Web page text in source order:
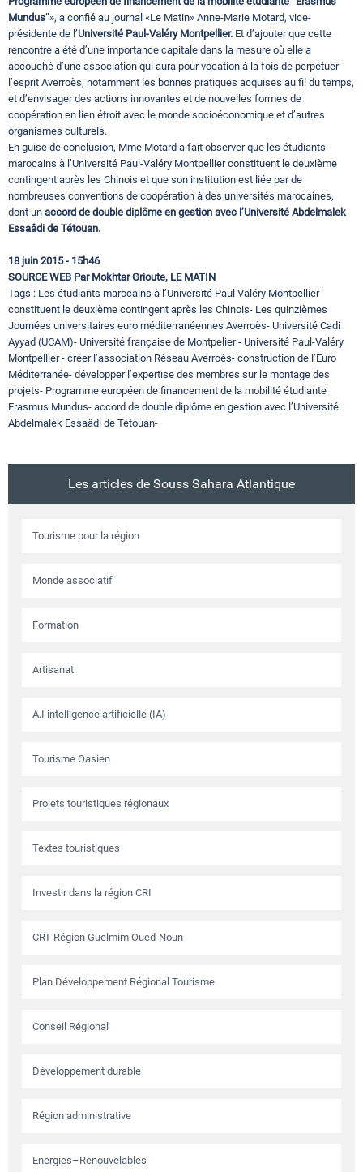
Mundus”», a confié au journal «Le Matin» Anne-Marie Motard, vice-
présidente de l’Université Paul-Valéry Montpellier. Et d’ajouter que cette
rencontre a été d’une importance capitale dans la mesure où elle a
accouché d’une association qui aura pour vocation à la fois de perpétuer
l’esprit Averroès, notamment les bonnes pratiques acquises au fil du temps,
et d’envisager des actions innovantes et de nouvelles formes de
coopération en lien étroit avec le monde socioéconomique et d’autres
organismes culturels.
En guise de conclusion, Mme Motard a fait observer que les étudiants
marocains à l’Université Paul-Valéry Montpellier constituent le deuxième
contingent après les Chinois et que son institution est liée par de
nombreuses conventions de coopération à des universités marocaines,
dont un accord de double diplôme en gestion avec l’Université Abdelmalek
Essaâdi de Tétouan.
18 juin 2015 - 15h46
SOURCE WEB Par Mokhtar Grioute, LE MATIN
Tags : Les étudiants marocains à l’Université Paul Valéry Montpellier
constituent le deuxième contingent après les Chinois- Les quinzièmes
Journées universitaires euro méditerranéennes Averroès- Université Cadi
Ayyad (UCAM)- Université française de Montpelier - Université Paul-Valéry
Montpellier - créer l’association Réseau Averroès- construction de l’Euro
Méditerranée- développer l’expertise des membres sur le montage des
projets- Programme européen de financement de la mobilité étudiante
Erasmus Mundus- accord de double diplôme en gestion avec l’Université
Abdelmalek Essaâdi de Tétouan-
Les articles de Souss Sahara Atlantique
Tourisme pour la région
Monde associatif
Formation
Artisanat
A.I intelligence artificielle (IA)
Tourisme Oasien
Projets touristiques régionaux
Textes touristiques
Investir dans la région CRI
CRT Région Guelmim Oued-Noun
Plan Développement Régional Tourisme
Conseil Régional
Développement durable
Région administrative
Energies–Renouvelables